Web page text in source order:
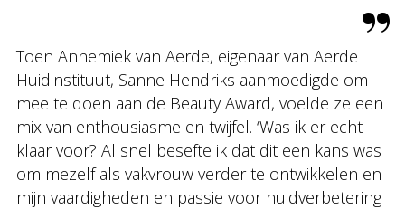
Toen Annemiek van Aerde, eigenaar van Aerde
Huidinstituut, Sanne Hendriks aanmoedigde om
mee te doen aan de Beauty Award, voelde ze een
mix van enthousiasme en twijfel. ‘Was ik er echt
klaar voor? Al snel besefte ik dat dit een kans was
om mezelf als vakvrouw verder te ontwikkelen en
mijn vaardigheden en passie voor huidverbetering